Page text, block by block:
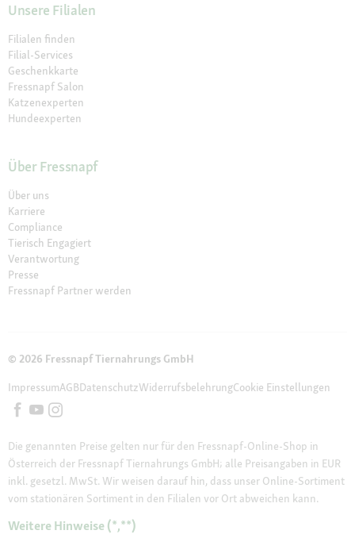
Unsere Filialen
Filialen finden
Filial-Services
Geschenkkarte
Fressnapf Salon
Katzenexperten
Hundeexperten
Über Fressnapf
Über uns
Karriere
Compliance
Tierisch Engagiert
Verantwortung
Presse
Fressnapf Partner werden
© 2026 Fressnapf Tiernahrungs GmbH
ImpressumAGBDatenschutzWiderrufsbelehrungCookie Einstellungen
Die genannten Preise gelten nur für den Fressnapf-Online-Shop in
Österreich der Fressnapf Tiernahrungs GmbH; alle Preisangaben in EUR
inkl. gesetzl. MwSt. Wir weisen darauf hin, dass unser Online-Sortiment
vom stationären Sortiment in den Filialen vor Ort abweichen kann.
Weitere Hinweise (*,**)